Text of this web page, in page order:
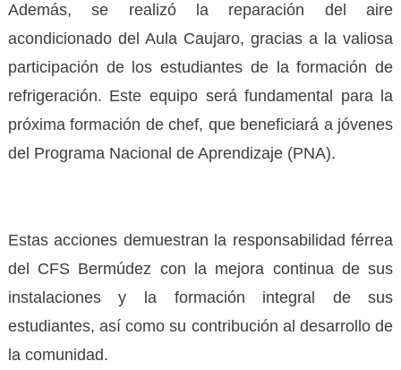
Además, se realizó la reparación del aire
acondicionado del Aula Caujaro, gracias a la valiosa
participación de los estudiantes de la formación de
refrigeración. Este equipo será fundamental para la
próxima formación de chef, que beneficiará a jóvenes
del Programa Nacional de Aprendizaje (PNA).
Estas acciones demuestran la responsabilidad férrea
del CFS Bermúdez con la mejora continua de sus
instalaciones y la formación integral de sus
estudiantes, así como su contribución al desarrollo de
la comunidad.